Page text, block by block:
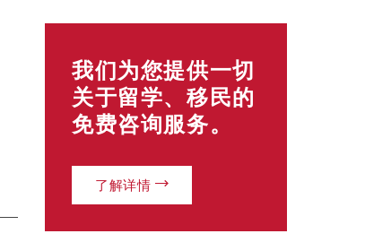
我们为您提供一切
关于留学、移民的
免费咨询服务。
了解详情